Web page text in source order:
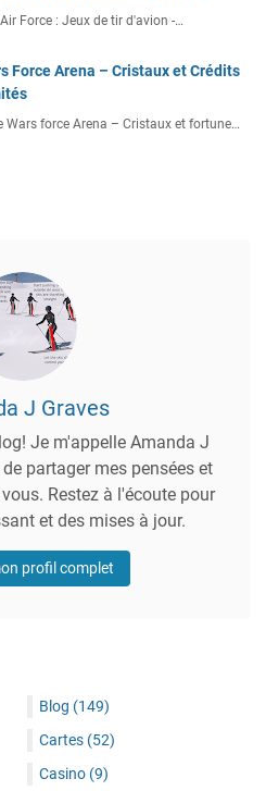
Force : Jeux de tir d'avion -…
Force Arena – Cristaux et Crédits
Wars force Arena – Cristaux et fortune…
J Graves
Je m'appelle Amanda J
partager mes pensées et
Restez à l'écoute pour
et des mises à jour.
profil complet
Blog (149)
Cartes (52)
Casino (9)